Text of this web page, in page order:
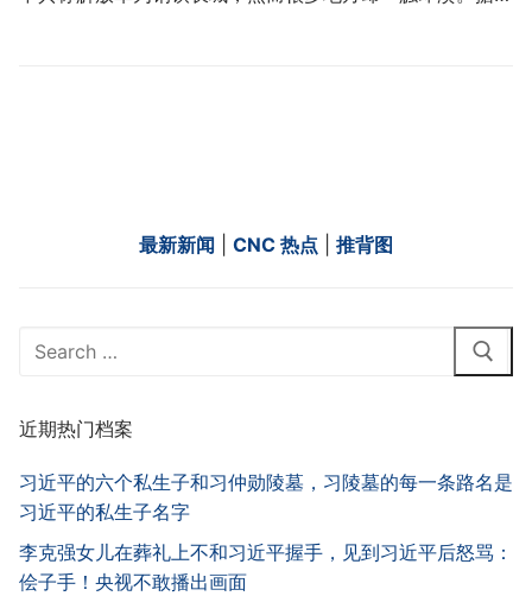
最新新闻 CNC 热点 推背图
Search
近期热门档案
习近平的六个私生子和习仲勋陵墓，习陵墓的每一条路名是
习近平的私生子名字
李克强女儿在葬礼上不和习近平握手，见到习近平后怒骂：
侩子手！央视不敢播出画面